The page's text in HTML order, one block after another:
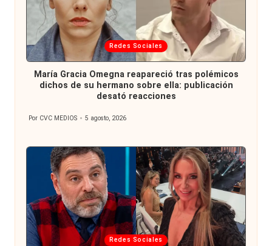
Publicada
en
Redes Sociales
María Gracia Omegna reapareció tras polémicos
dichos de su hermano sobre ella: publicación
desató reacciones
Publicado
Por CVC MEDIOS 5 agosto, 2026
Publicada
Redes Sociales